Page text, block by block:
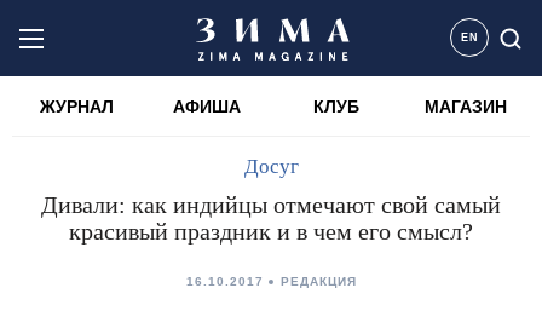
EN
ЖУРНАЛ АФИША КЛУБ МАГАЗИН
Досуг
Дивали: как индийцы отмечают свой самый
красивый праздник и в чем его смысл?
16.10.2017 РЕДАКЦИЯ